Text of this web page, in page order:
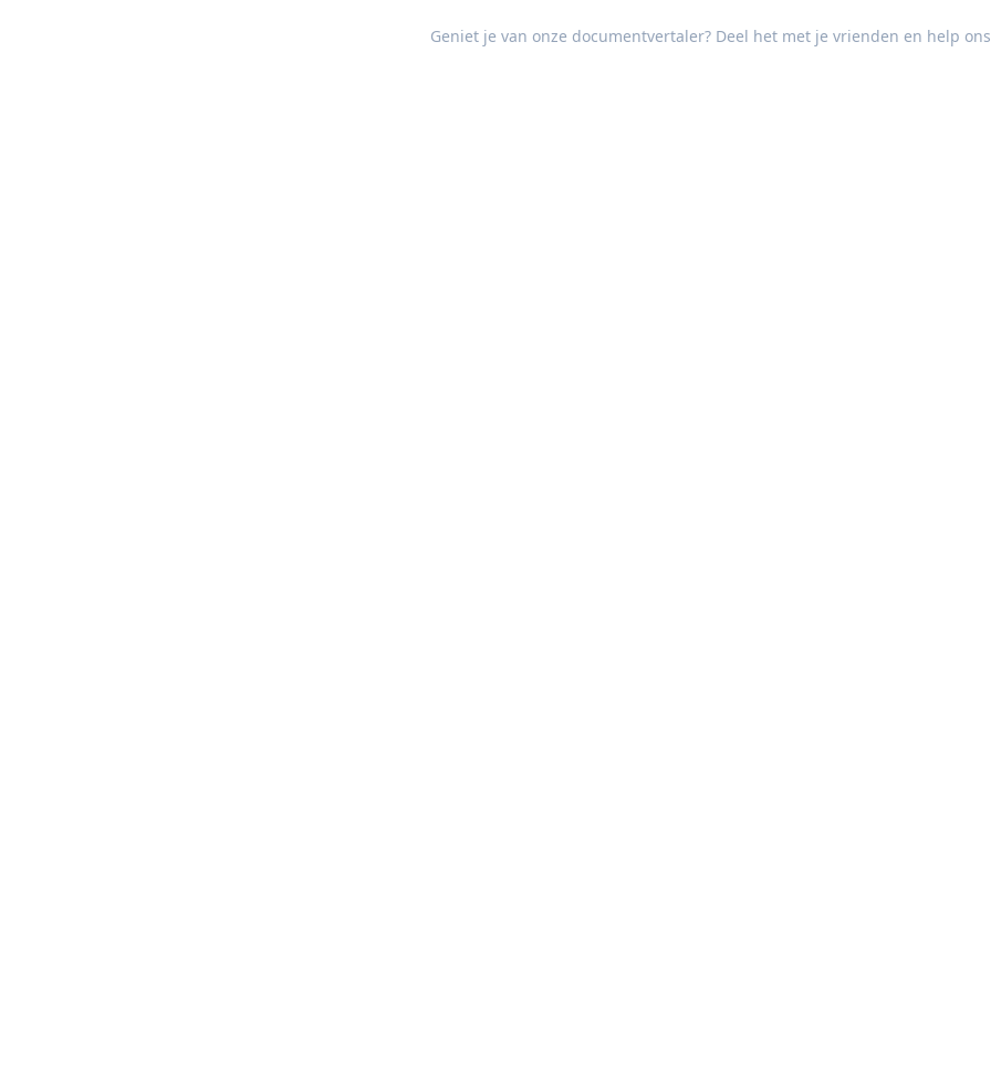
Geniet je van onze documentvertaler? Deel het met je vrienden en help